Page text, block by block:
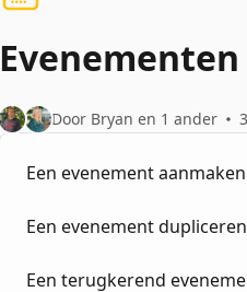
Evenementen
Door Bryan en 1 ander
Een evenement
Een evenement dupliceren
Een terugkerend